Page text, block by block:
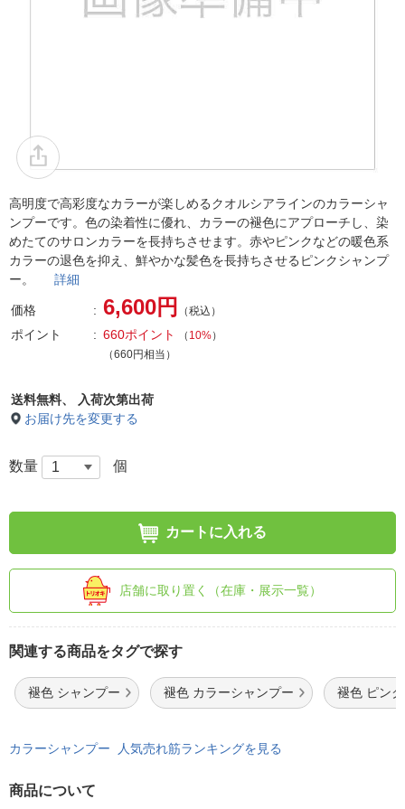
高明度で高彩度なカラーが楽しめるクオルシアラインのカラーシャ
ンプーです。色の染着性に優れ、カラーの褪色にアプローチし、染
めたてのサロンカラーを長持ちさせます。赤やピンクなどの暖色系
カラーの退色を抑え、鮮やかな髪色を長持ちさせるピンクシャンプ
ー。 詳細
価格 6,600円 （税込）
ポイント 660ポイント （ 10%）
（660円相当）
送料無料、
入荷次第出荷
お届け先を変更する
数量 個
カートに入れる
店舗に取り置く（在庫・展示一覧）
関連する商品をタグで探す
褪色 シャンプー 褪色 カラーシャンプー 褪色 ピン
カラーシャンプー 人気売れ筋ランキングを見る
商品について